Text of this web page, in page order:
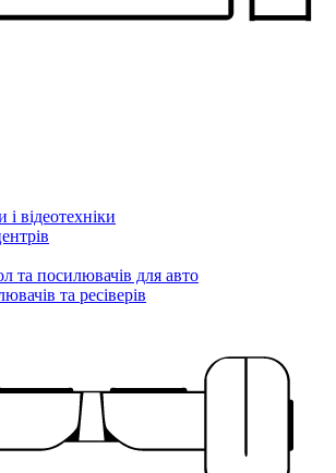
і відеотехніки
та посилювачів для авто
та ресіверів